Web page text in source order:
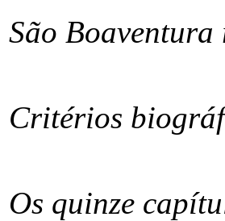
São
Critérios
Os quinze